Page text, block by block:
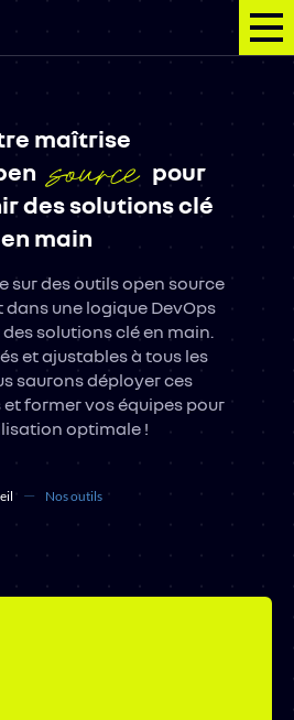
maîtrise
source pour
des solutions clé
en main
sur des outils open source
dans une logique DevOps
solutions clé en main.
et ajustables à tous les
saurons déployer ces
former vos équipes pour
optimale !
Nos outils
services
Nos outils
vision
nous ?
Contact